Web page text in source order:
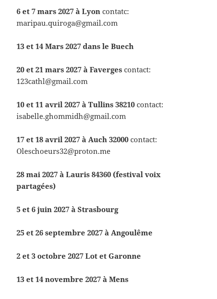
6 et 7 mars 2027 à Lyoncontatc:
maripau.quiroga@gmail.com
13 et 14 Mars 2027 dans le Buech
20 et 21 mars 2027 à Favergescontact:
123cathl@gmail.com
10 et 11 avril 2027 à Tullins 38210contact:
isabelle.ghommidh@gmail.com
17 et 18 avril 2027 à Auch 32000contact:
Oleschoeurs32@proton.me
28 mai 2027 à Lauris 84360 (festival voix
partagées)
5 et 6 juin 2027 à Strasbourg
25 et 26 septembre 2027 à Angoulême
2 et 3 octobre 2027 Lot et Garonne
13 et 14 novembre 2027 à Mens